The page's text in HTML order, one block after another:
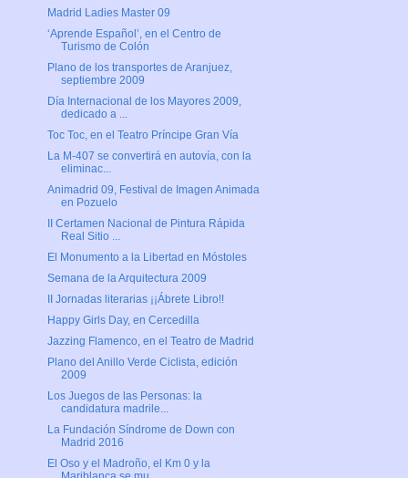
Madrid Ladies Master 09
‘Aprende Español’, en el Centro de
Turismo de Colón
Plano de los transportes de Aranjuez,
septiembre 2009
Día Internacional de los Mayores 2009,
dedicado a ...
Toc Toc, en el Teatro Príncipe Gran Vía
La M-407 se convertirá en autovía, con la
eliminac...
Animadrid 09, Festival de Imagen Animada
en Pozuelo
II Certamen Nacional de Pintura Rápida
Real Sitio ...
El Monumento a la Libertad en Móstoles
Semana de la Arquitectura 2009
II Jornadas literarias ¡¡Ábrete Libro!!
Happy Girls Day, en Cercedilla
Jazzing Flamenco, en el Teatro de Madrid
Plano del Anillo Verde Ciclista, edición
2009
Los Juegos de las Personas: la
candidatura madrile...
La Fundación Síndrome de Down con
Madrid 2016
El Oso y el Madroño, el Km 0 y la